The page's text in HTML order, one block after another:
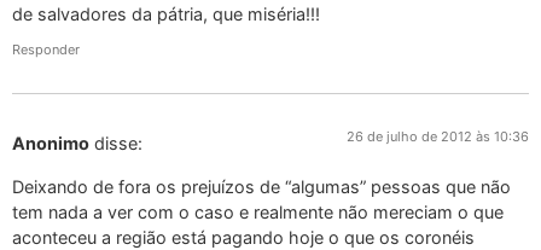
de salvadores da pátria, que miséria!!!
Responder
Anonimo disse: 26 de julho de 2012 às 10:36
Deixando de fora os prejuízos de “algumas” pessoas que não
tem nada a ver com o caso e realmente não mereciam o que
aconteceu a região está pagando hoje o que os coronéis